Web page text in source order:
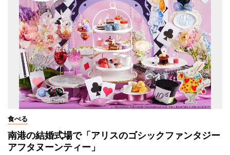
食べる
南港の結婚式場で「アリスのゴシックファンタジー
アフタヌーンティー」